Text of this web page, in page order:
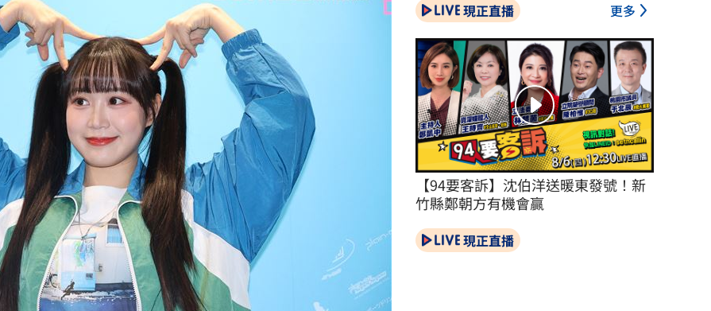
哭 12:48
12:47
12:46
12:46
12:43
12:43
現正直播 更多
【94要客訴】沈伯洋送暖東發號！新
竹縣鄭朝方有機會贏
現正直播